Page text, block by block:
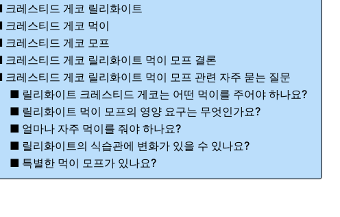
크레스티드 게코 릴리화이트
크레스티드 게코 먹이
크레스티드 게코 모프
크레스티드 게코 릴리화이트 먹이 모프 결론
크레스티드 게코 릴리화이트 먹이 모프 관련 자주 묻는 질문
릴리화이트 크레스티드 게코는 어떤 먹이를 주어야 하나요?
릴리화이트 먹이 모프의 영양 요구는 무엇인가요?
얼마나 자주 먹이를 줘야 하나요?
릴리화이트의 식습관에 변화가 있을 수 있나요?
특별한 먹이 모프가 있나요?